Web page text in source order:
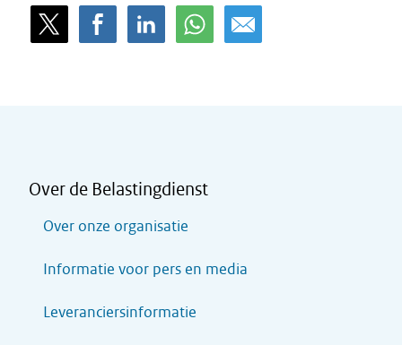
Over de Belastingdienst
Over onze organisatie
Informatie voor pers en media
Leveranciersinformatie